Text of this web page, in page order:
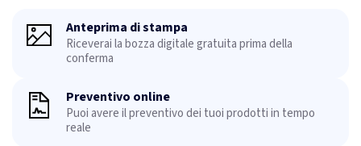
Anteprima di stampa
Riceverai la bozza digitale gratuita prima della
conferma
Preventivo online
Puoi avere il preventivo dei tuoi prodotti in tempo
reale